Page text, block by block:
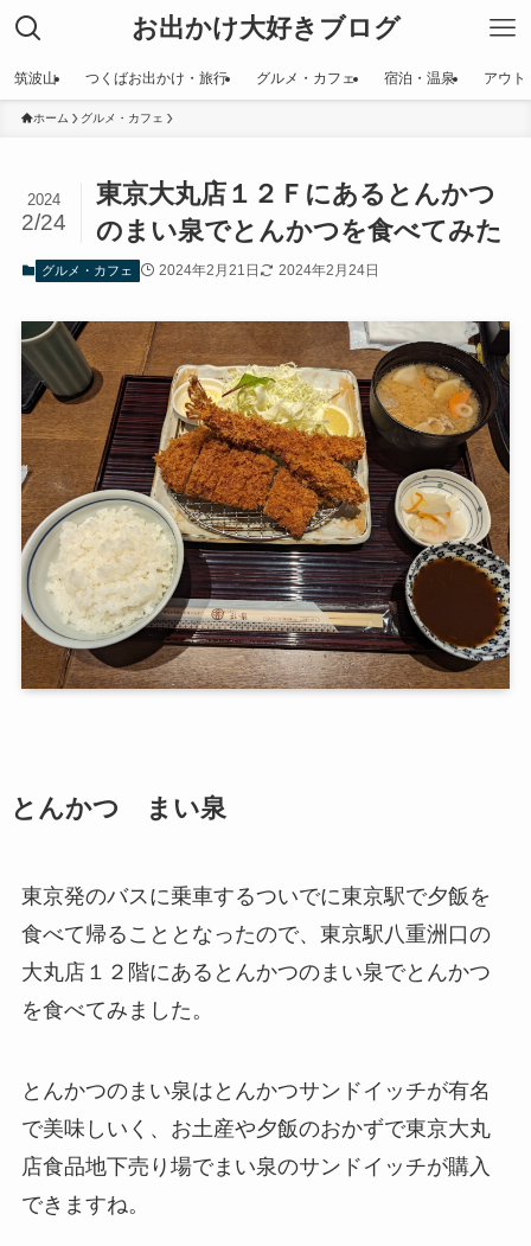
お出かけ大好きブログ
筑波山 つくばお出かけ・旅行 グルメ・カフェ 宿泊・温泉 アウト
ホーム グルメ・カフェ
東京大丸店１２Ｆにあるとんかつ
のまい泉でとんかつを食べてみた
2024
2/24
グルメ・カフェ 2024年2月21日 2024年2月24日
とんかつ まい泉
東京発のバスに乗車するついでに東京駅で夕飯を
食べて帰ることとなったので、東京駅八重洲口の
大丸店１２階にあるとんかつのまい泉でとんかつ
を食べてみました。
とんかつのまい泉はとんかつサンドイッチが有名
で美味しいく、お土産や夕飯のおかずで東京大丸
店食品地下売り場でまい泉のサンドイッチが購入
できますね。